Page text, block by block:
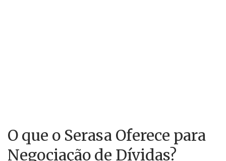
O que o Serasa Oferece para
Negociação de Dívidas?